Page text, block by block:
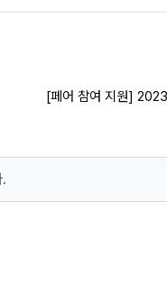
[페어 참여 지원]